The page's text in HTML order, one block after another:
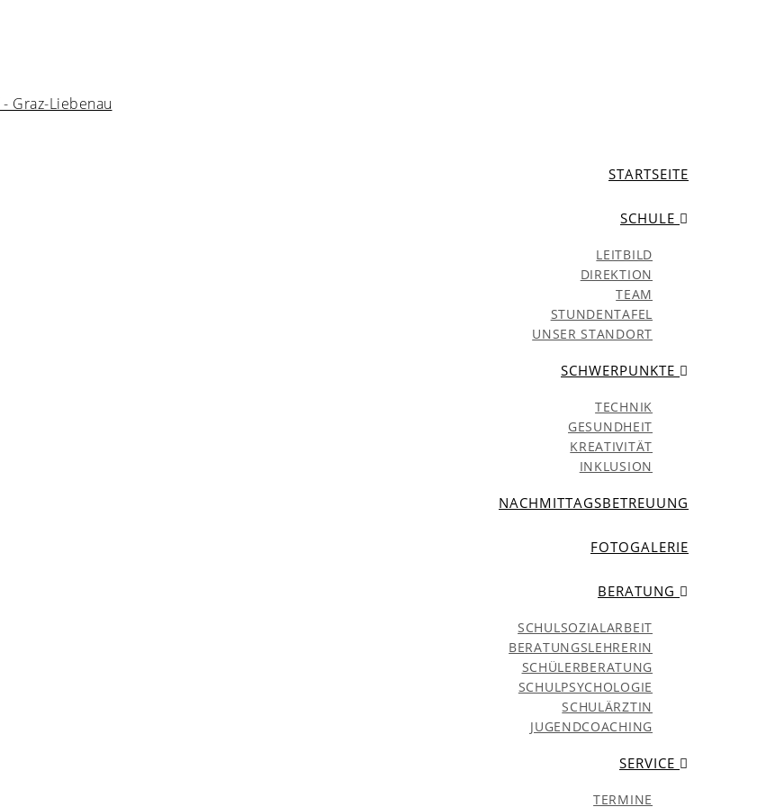
STARTSEITE
SCHULE
LEITBILD
DIREKTION
TEAM
STUNDENTAFEL
UNSER STANDORT
SCHWERPUNKTE
TECHNIK
GESUNDHEIT
KREATIVITÄT
INKLUSION
NACHMITTAGSBETREUUNG
FOTOGALERIE
BERATUNG
SCHULSOZIALARBEIT
BERATUNGSLEHRERIN
SCHÜLERBERATUNG
SCHULPSYCHOLOGIE
SCHULÄRZTIN
JUGENDCOACHING
SERVICE
TERMINE